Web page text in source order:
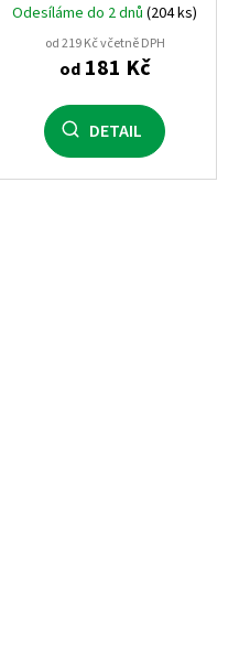
střih
Odesíláme do 2 dnů (204 ks)
od 219 Kč včetně DPH
od181 Kč
DETAIL